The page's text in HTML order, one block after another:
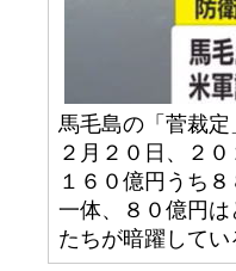
馬毛島の「菅裁
２月２０日、２
１６０億円うち
一体、８０億円
たちが暗躍して